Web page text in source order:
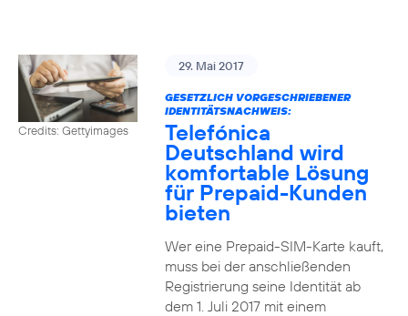
Credits: Gettyimages
29. Mai 2017
GESETZLICH VORGESCHRIEBENER
IDENTITÄTSNACHWEIS:
Telefónica
Deutschland wird
komfortable Lösung
für Prepaid-Kunden
bieten
Wer eine Prepaid-SIM-Karte kauft,
muss bei der anschließenden
Registrierung seine Identität ab
dem 1. Juli 2017 mit einem